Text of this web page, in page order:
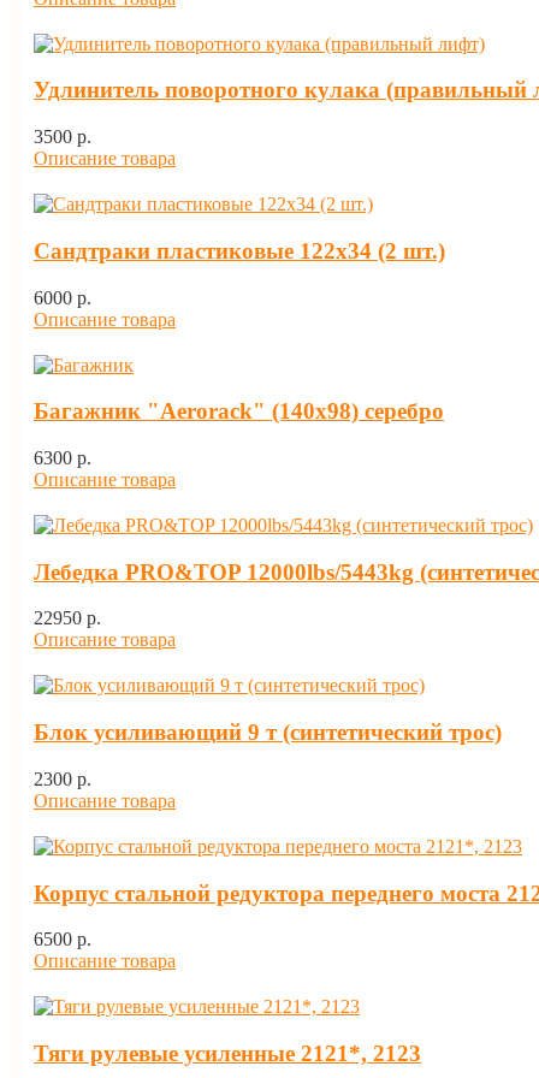
Удлинитель поворотного кулака (правильный
3500 p.
Описание товара
Сандтраки пластиковые 122х34 (2 шт.)
6000 p.
Описание товара
Багажник "Aerorack" (140х98) серебро
6300 p.
Описание товара
Лебедка PRO&TOP 12000lbs/5443kg
22950 p.
Описание товара
Блок усиливающий 9 т (синтетический трос)
2300 p.
Описание товара
Корпус стальной редуктора переднего моста
6500 p.
Описание товара
Тяги рулевые усиленные 2121*, 2123